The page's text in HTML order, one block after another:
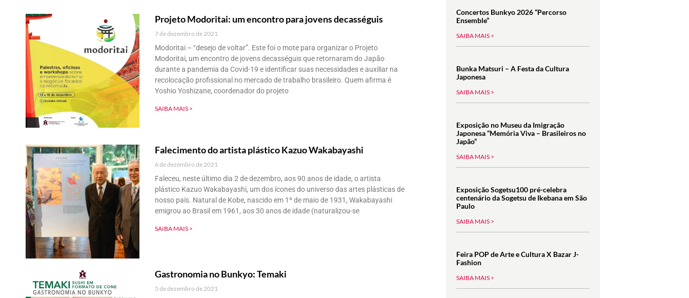
Projeto Modoritai: um encontro para jovens decasséguis
7 de dezembro de 2021
Modoritai – “desejo de voltar”. Este foi o mote para organizar o Projeto
Modoritai, um encontro de jovens decasséguis que retornaram do Japão
durante a pandemia da Covid-19 e identificar suas necessidades e auxiliar na
recolocação profissional no mercado de trabalho brasileiro. Quem afirma é
Yoshio Yoshizane, coordenador do projeto
SAIBA MAIS >
Falecimento do artista plástico Kazuo Wakabayashi
6 de dezembro de 2021
Faleceu, neste último dia 2 de dezembro, aos 90 anos de idade, o artista
plástico Kazuo Wakabayashi, um dos ícones do universo das artes plásticas de
nosso país. Natural de Kobe, nascido em 1º de maio de 1931, Wakabayashi
emigrou ao Brasil em 1961, aos 30 anos de idade (naturalizou-se
SAIBA MAIS >
Gastronomia no Bunkyo: Temaki
5 de dezembro de 2021
Concertos Bunkyo 2026 “Percorso
Ensemble”
SAIBA MAIS >
Bunka Matsuri – A Festa da Cultura
Japonesa
SAIBA MAIS >
Exposição no Museu da Imigração
Japonesa “Memória Viva – Brasileiros no
Japão”
SAIBA MAIS >
Exposição Sogetsu100 pré-celebra
centenário da Sogetsu de Ikebana em São
Paulo
SAIBA MAIS >
Feira POP de Arte e Cultura X Bazar J-
Fashion
SAIBA MAIS >